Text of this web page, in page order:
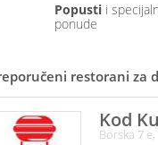
Popustii
ponude
restorani za
Kod
Borska 7 e,